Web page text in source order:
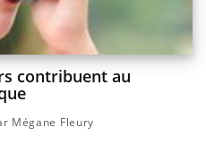
contribuent au
Mégane Fleury